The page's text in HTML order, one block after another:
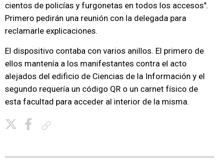
cientos de policías y furgonetas en todos los accesos".
Primero pedirán una reunión con la delegada para
reclamarle explicaciones.
El dispositivo contaba con varios anillos. El primero de
ellos mantenía a los manifestantes contra el acto
alejados del edificio de Ciencias de la Información y el
segundo requería un código QR o un carnet físico de
esta facultad para acceder al interior de la misma.